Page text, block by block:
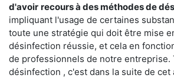
d'avoir recours à des méthodes de
impliquant l'usage de certaines
toute une stratégie qui doit être mise
désinfection réussie, et cela en
de professionnels de notre entreprise.
désinfection , c'est dans la suite de cet